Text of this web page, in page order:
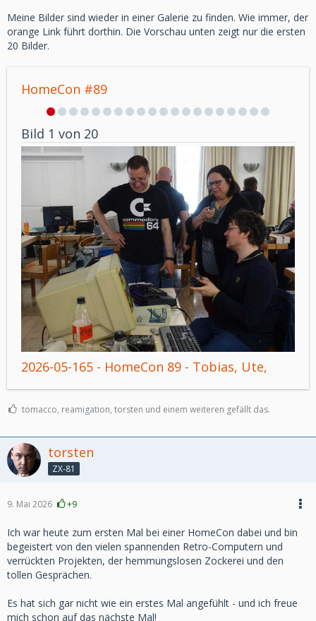
Meine Bilder sind wieder in einer Galerie zu finden. Wie immer, der
orange Link führt dorthin. Die Vorschau unten zeigt nur die ersten
20 Bilder.
HomeCon #89
Bild 1 von 20
2026-05-165 - HomeCon 89 - Tobias, Ute,
tomacco, reamigation, torsten und einem weiteren gefällt das.
torsten
ZX-81
9. Mai 2026 +9
Ich war heute zum ersten Mal bei einer HomeCon dabei und bin
begeistert von den vielen spannenden Retro-Computern und
verrückten Projekten, der hemmungslosen Zockerei und den
tollen Gesprächen.
Es hat sich gar nicht wie ein erstes Mal angefühlt - und ich freue
mich schon auf das nächste Mal!